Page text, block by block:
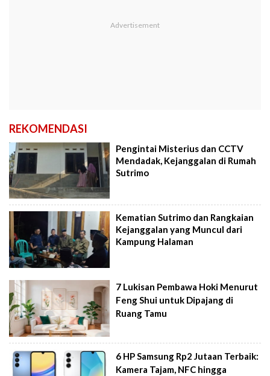
REKOMENDASI
Pengintai Misterius dan CCTV
Mendadak, Kejanggalan di Rumah
Sutrimo
Kematian Sutrimo dan Rangkaian
Kejanggalan yang Muncul dari
Kampung Halaman
7 Lukisan Pembawa Hoki Menurut
Feng Shui untuk Dipajang di
Ruang Tamu
6 HP Samsung Rp2 Jutaan Terbaik:
Kamera Tajam, NFC hingga